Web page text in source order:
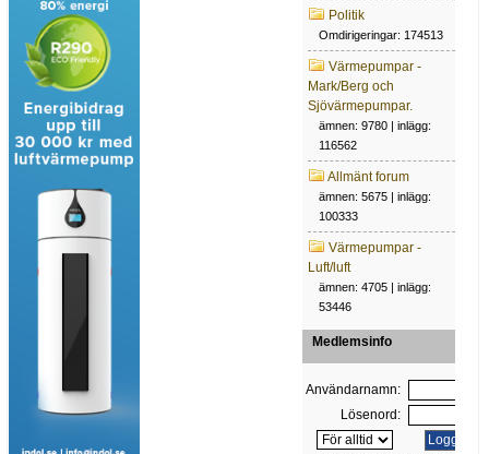
Politik
Omdirigeringar: 174513
Värmepumpar -
Mark/Berg och
Sjövärmepumpar.
ämnen: 9780 | inlägg:
116562
Allmänt forum
ämnen: 5675 | inlägg:
100333
Värmepumpar -
Luft/luft
ämnen: 4705 | inlägg:
53446
Medlemsinfo
Användarnamn:
Lösenord: